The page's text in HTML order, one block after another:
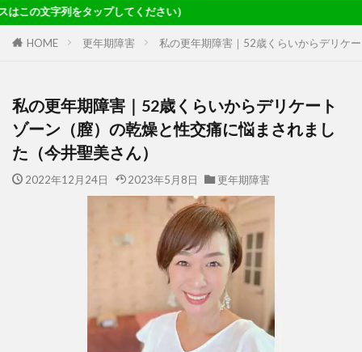
をタップしてください）
HOME 更年期障害 私の更年期障害｜52歳くらいからデリケ
私の更年期障害｜52歳くらいからデリケート
ゾーン（膣）の乾燥と性交痛に悩まされまし
た（今井聖美さん）
2022年12月24日 2023年5月8日 更年期障害